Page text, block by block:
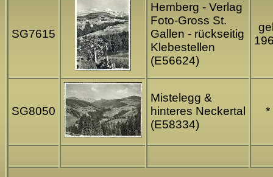
SG7615
Hemberg - Verlag
Foto-Gross St.
Gallen - rückseitig
Klebestellen
(E56624)
SG8050
Mistelegg &
hinteres Neckertal
(E58334)
*